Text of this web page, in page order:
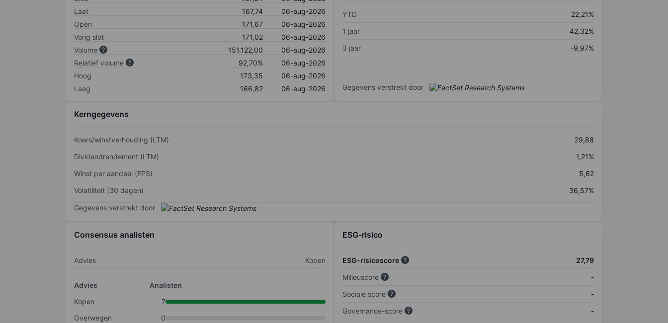
Laat
167,74
06-aug-2026
Open
171,67
06-aug-2026
Vorig slot
171,02
06-aug-2026
Volume
151.122,00
06-aug-2026
Relatief volume
92,70%
06-aug-2026
Hoog
173,35
06-aug-2026
Laag
166,82 06-aug-2026
YTD
22,21%
1 jaar
42,32%
3 jaar
-9,97%
Gegevens verstrekt door
Kerngegevens
Koers/winstverhouding (LTM)
29,88
Dividendrendement (LTM)
1,21%
Winst per aandeel (EPS)
5,62
Volatiliteit (30 dagen)
36,57%
Gegevens verstrekt door
Consensus analisten
Advies Kopen
Advies
Analisten
Kopen
7
Overwegen
0
ESG-risico
ESG-risicoscore
27,79
Milieuscore
-
Sociale score
-
Governance-score
-